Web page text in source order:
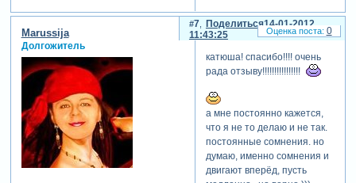
Поделиться
7
14-01-2012
11:43:25
Marussija
Долгожитель
катюша! спасибо!!!! очень
рада отзыву!!!!!!!!!!!!!!!!
а мне постоянно кажется,
что я не то делаю и не так.
постоянные сомнения. но
думаю, именно сомнения и
двигают вперёд, пусть
0